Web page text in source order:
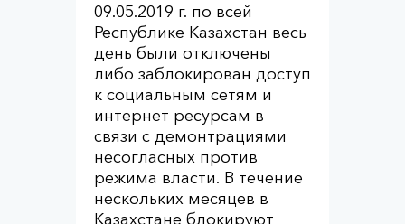
09.05.2019 г. по всей
Республике Казахстан весь
день были отключены
либо заблокирован доступ
к социальным сетям и
интернет ресурсам в
связи с демонтрациями
несогласных против
режима власти. В течение
нескольких месяцев в
Казахстане блокируют